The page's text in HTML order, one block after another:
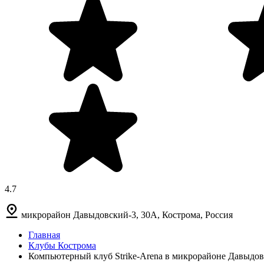
4.7
микрорайон Давыдовский-3, 30А, Кострома, Россия
Главная
Клубы Кострома
Компьютерный клуб Strike-Arena в микрорайоне